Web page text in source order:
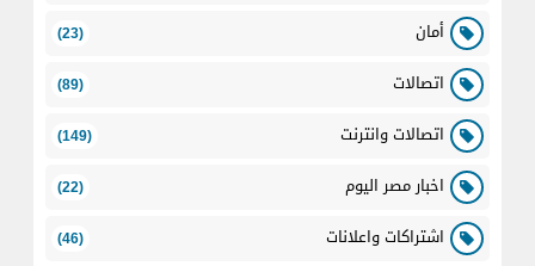
أمان (23)
اتصالات (89)
اتصالات وانترنت (149)
اخبار مصر اليوم (22)
اشتراكات واعلانات (46)